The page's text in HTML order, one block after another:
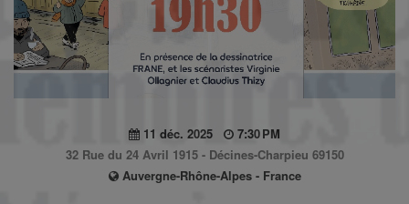
11 déc. 2025
7:30 PM
32 Rue du 24 Avril 1915 - Décines-Charpieu 69150
Auvergne-Rhône-Alpes - France